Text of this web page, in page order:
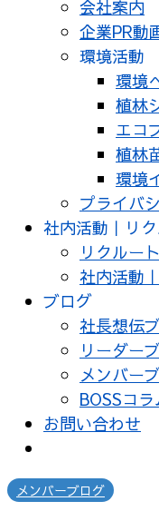
会社案内
企業PR動
環境活動
環境
植林
エコ
植林
環境
プライバ
社内活動｜リ
リクルート
社内活動
ブログ
社長想伝
リーダー
メンバー
BOSSコラ
お問い合わせ
メンバーブログ